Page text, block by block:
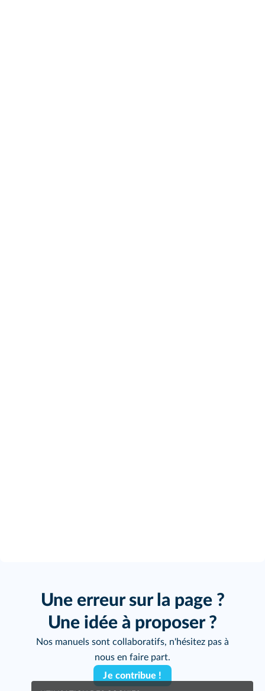
Une erreur sur la page ?
Une idée à proposer ?
Nos manuels sont collaboratifs, n'hésitez pas à
nous en faire part.
Je contribue !